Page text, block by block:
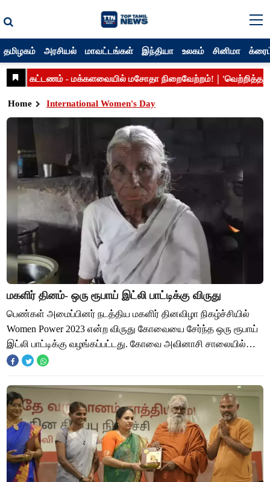
தமிழகம் அரசியல் மாவட்டங்கள் இந்தியா உலகம் சினிமா
Home International Women's Day
மகளிர் தினம்- ஒரு ரூபாய் இட்லி பாட்டிக்கு விருது
பெண்கள் அமைப்பினர் நடத்திய மகளிர் தினவிழா நிகழ்ச்சியில்
Women Power 2023 என்ற விருது கோவையை சேர்ந்த ஒரு ரூபாய்
இட்லி பாட்டிக்கு வழங்கப்பட்டது. கோவை அவினாசி சாலையில்
உள்ள நட்சத்திர விடுதியில் சர்வதேச